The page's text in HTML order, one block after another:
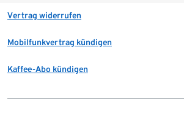
Vertrag widerrufen
Mobilfunkvertrag kündigen
Kaffee-Abo kündigen